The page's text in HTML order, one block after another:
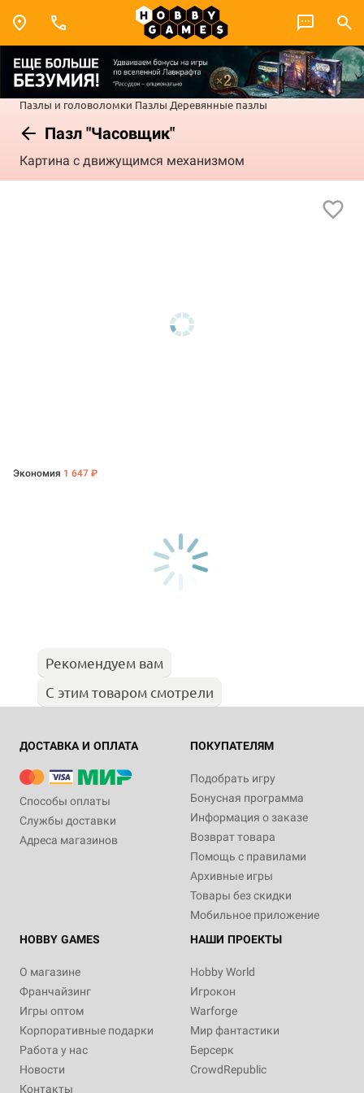
Пазлы и головоломки Пазлы Деревянные пазлы
Пазл "Часовщик"
Картина с движущимся механизмом
Экономия 1 647 ₽
Рекомендуем вам
С этим товаром смотрели
ДОСТАВКА И ОПЛАТА
Способы оплаты
Службы доставки
Адреса магазинов
ПОКУПАТЕЛЯМ
Подобрать игру
Бонусная программа
Информация о заказе
Возврат товара
Помощь с правилами
Архивные игры
Товары без скидки
Мобильное приложение
HOBBY GAMES
О магазине
Франчайзинг
Игры оптом
Корпоративные подарки
Работа у нас
Новости
Контакты
НАШИ ПРОЕКТЫ
Hobby World
Игрокон
Warforge
Мир фантастики
Берсерк
CrowdRepublic